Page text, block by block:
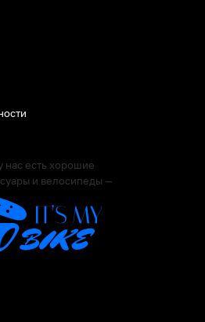
нас есть хорошие
и велосипеды —